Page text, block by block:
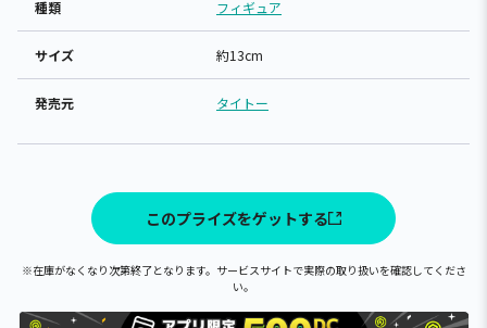
種類 フィギュア
サイズ 約13cm
発売元 タイトー
このプライズをゲットする
※在庫がなくなり次第終了となります。サービスサイトで実際の取り扱いを確認してくださ
い。